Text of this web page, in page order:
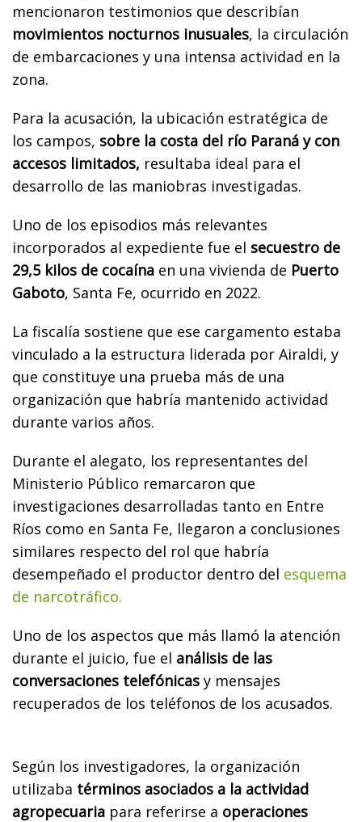
mencionaron testimonios que describían
movimientos nocturnos inusuales, la circulación
de embarcaciones y una intensa actividad en la
zona.
Para la acusación, la ubicación estratégica de
los campos, sobre la costa del río Paraná y con
accesos limitados, resultaba ideal para el
desarrollo de las maniobras investigadas.
Uno de los episodios más relevantes
incorporados al expediente fue el secuestro de
29,5 kilos de cocaína en una vivienda de Puerto
Gaboto, Santa Fe, ocurrido en 2022.
La fiscalía sostiene que ese cargamento estaba
vinculado a la estructura liderada por Airaldi, y
que constituye una prueba más de una
organización que habría mantenido actividad
durante varios años.
Durante el alegato, los representantes del
Ministerio Público remarcaron que
investigaciones desarrolladas tanto en Entre
Ríos como en Santa Fe, llegaron a conclusiones
similares respecto del rol que habría
desempeñado el productor dentro del esquema
de narcotráfico.
Uno de los aspectos que más llamó la atención
durante el juicio, fue el análisis de las
conversaciones telefónicas y mensajes
recuperados de los teléfonos de los acusados.
Según los investigadores, la organización
utilizaba términos asociados a la actividad
agropecuaria para referirse a operaciones